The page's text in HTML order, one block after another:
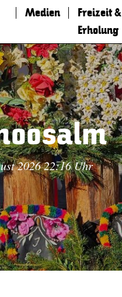
Medien
Freizeit &
Erholung
2026 22:16 Uhr